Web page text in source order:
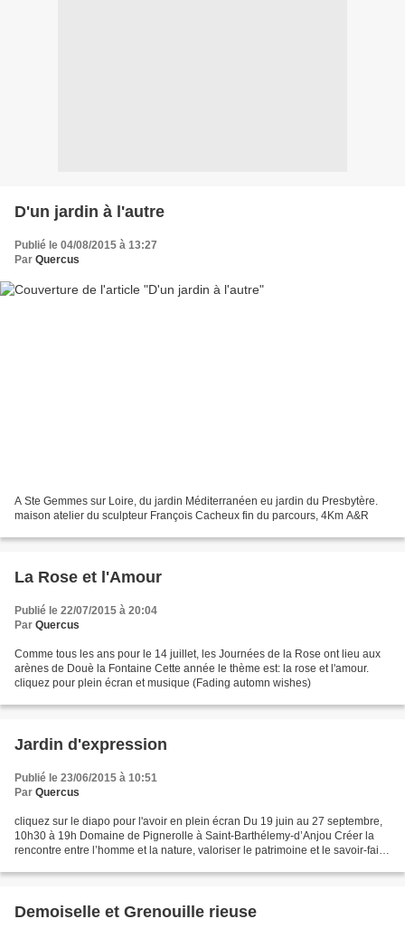
D'un jardin à l'autre
Publié le 04/08/2015 à 13:27
Par Quercus
A Ste Gemmes sur Loire, du jardin Méditerranéen eu jardin du Presbytère.
maison atelier du sculpteur François Cacheux fin du parcours, 4Km A&R
La Rose et l'Amour
Publié le 22/07/2015 à 20:04
Par Quercus
Comme tous les ans pour le 14 juillet, les Journées de la Rose ont lieu aux
arènes de Douè la Fontaine Cette année le thème est: la rose et l'amour.
cliquez pour plein écran et musique (Fading automn wishes)
Jardin d'expression
Publié le 23/06/2015 à 10:51
Par Quercus
cliquez sur le diapo pour l'avoir en plein écran Du 19 juin au 27 septembre,
10h30 à 19h Domaine de Pignerolle à Saint-Barthélemy-d’Anjou Créer la
rencontre entre l’homme et la nature, valoriser le patrimoine et le savoir-faire
Demoiselle et Grenouille rieuse